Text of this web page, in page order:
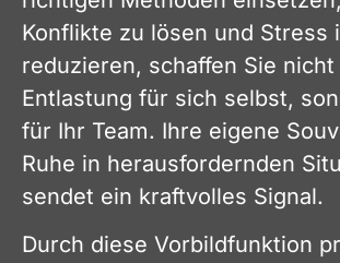
Konflikte zu lösen und Stress
reduzieren, schaffen Sie nicht
Entlastung für sich selbst,
für Ihr Team. Ihre eigene
Ruhe in herausfordernden
sendet ein kraftvolles Signal.
Durch diese Vorbildfunktion